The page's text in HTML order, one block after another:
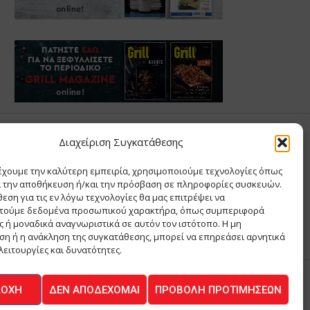
Διαχείριση Συγκατάθεσης
την καλύτερη εμπειρία, χρησιμοποιούμε τεχνολογίες όπως
την αποθήκευση ή/και την πρόσβαση σε πληροφορίες συσκευών.
για τις εν λόγω τεχνολογίες θα μας επιτρέψει να
δεδομένα προσωπικού χαρακτήρα, όπως συμπεριφορά
ή μοναδικά αναγνωριστικά σε αυτόν τον ιστότοπο. Η μη
ή η ανάκληση της συγκατάθεσης, μπορεί να επηρεάσει αρνητικά
και δυνατότητες.
ΔΕΝ ΑΠΟΔΈΧΟΜΑΙ ΠΡΟΒΟΛΉ ΠΡΟΤΙΜΉΣΕΩΝ
Θ ΚΑΙ ΣΙΑ ΜΟΝΟΠΡΟΣΩΠΗ ΙΚΕ